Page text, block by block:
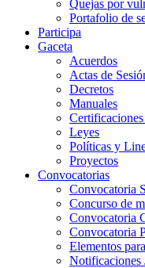
Quejas por
Portafolio de
Participa
Gaceta
Acuerdos
Actas de
Decretos
Manuales
Leyes
Políticas y
Proyectos
Convocatorias
Convocatoria
Concurso de
Convocatoria
Convocatoria
Elementos
Notificaciones